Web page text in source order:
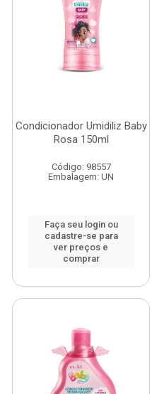
Condicionador Umidiliz Baby
Rosa 150ml
Código: 98557
Embalagem: UN
Faça seu login ou
cadastre-se para
ver preços e
comprar